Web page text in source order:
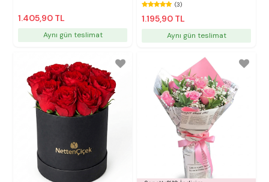
1.405,90 TL
Aynı gün teslimat
(3)
1.195,90 TL
Aynı gün teslimat